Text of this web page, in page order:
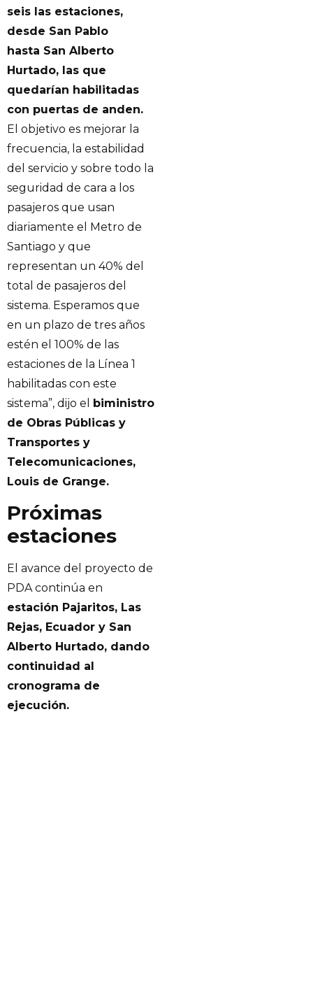
seis las estaciones,
desde San Pablo
hasta San Alberto
Hurtado, las que
quedarían habilitadas
con puertas de anden.
El objetivo es mejorar la
frecuencia, la estabilidad
del servicio y sobre todo la
seguridad de cara a los
pasajeros que usan
diariamente el Metro de
Santiago y que
representan un 40% del
total de pasajeros del
sistema. Esperamos que
en un plazo de tres años
estén el 100% de las
estaciones de la Línea 1
habilitadas con este
sistema”, dijo el biministro
de Obras Públicas y
Transportes y
Telecomunicaciones,
Louis de Grange.
Próximas
estaciones
El avance del proyecto de
PDA continúa en
estación Pajaritos, Las
Rejas, Ecuador y San
Alberto Hurtado, dando
continuidad al
cronograma de
ejecución.